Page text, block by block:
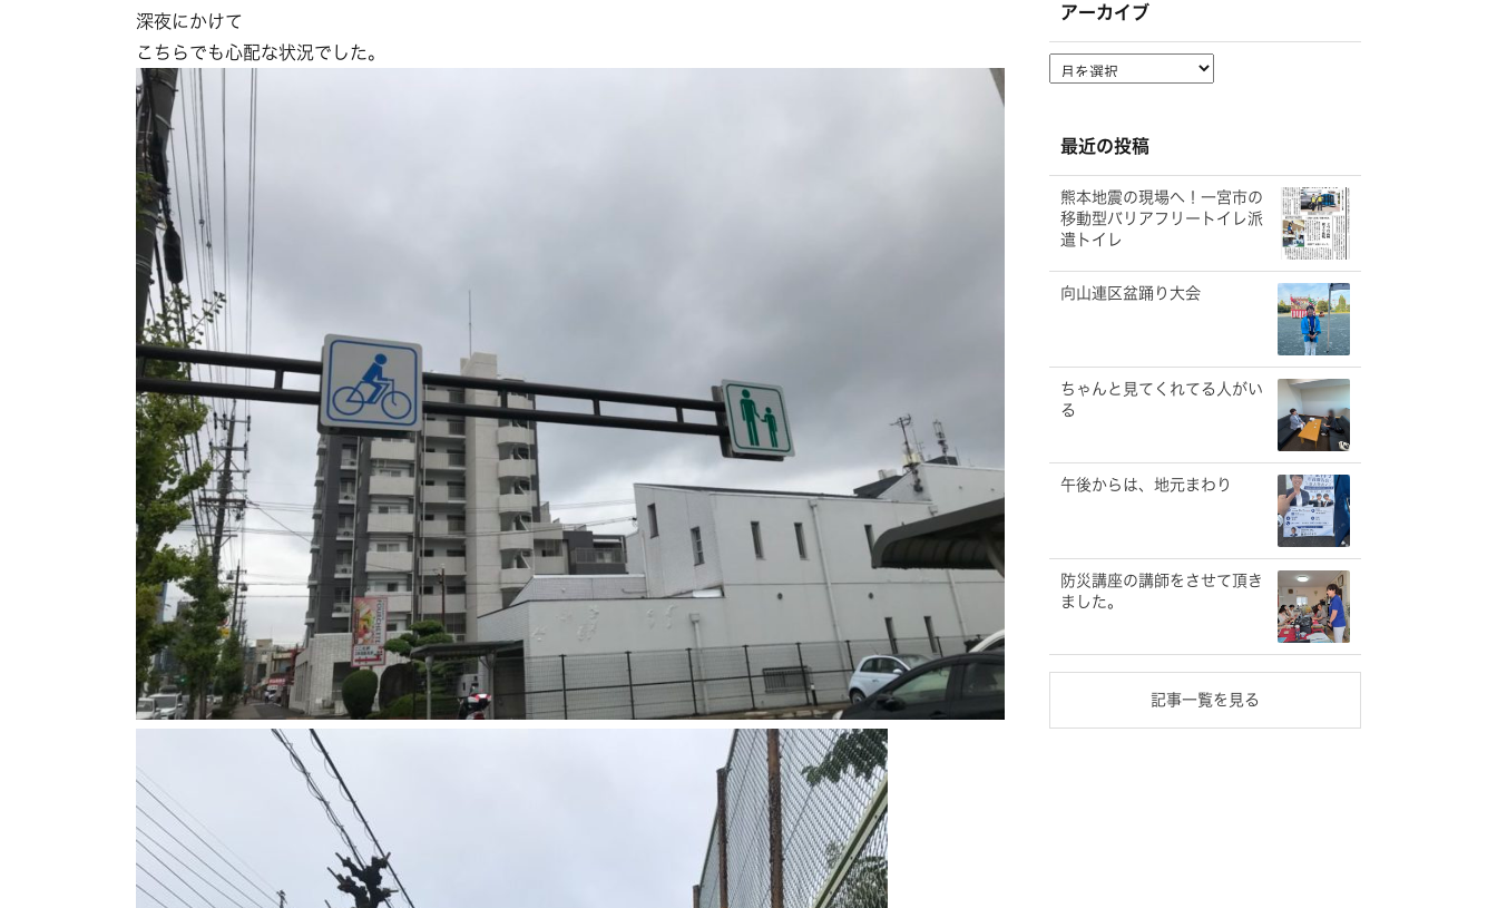
深夜にかけて
こちらでも心配な状況でした。
アーカイブ
ア
ー
ブ
最近の投稿
熊本地震の現場へ！一宮市の
移動型バリアフリートイレ派
遣トイレ
向山連区盆踊り大会
ちゃんと見てくれてる人がい
る
午後からは、地元まわり
防災講座の講師をさせて頂き
ました。
記事一覧を見る